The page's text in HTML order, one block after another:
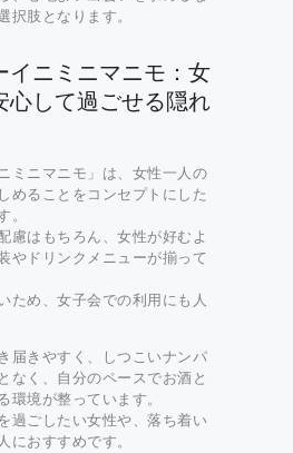
択肢となります。
イニミニマニモ：女
心して過ごせる隠れ
ミニマニモ」は、女性一人の
めることをコンセプトにした
。
慮はもちろん、女性が好むよ
やドリンクメニューが揃って
ため、女子会での利用にも人
届きやすく、しつこいナンパ
なく、自分のペースでお酒と
環境が整っています。
過ごしたい女性や、落ち着い
におすすめです。